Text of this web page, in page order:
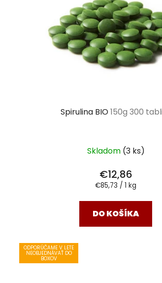
Spirulina BIO 150g 300
Skladom (3 ks)
€12,86
Jednotková
€85,73 / 1 kg
DO KOŠÍKA
ODPORÚČAME V LETE
NEOBJEDNÁVAŤ DO
BOXOV